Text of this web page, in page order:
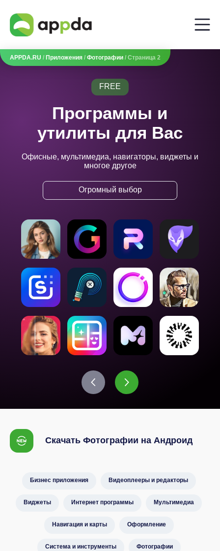
APPDA.RU / Приложения / Фотографии / Страница 2
FREE
Программы и
утилиты для Вас
Офисные, мультимедиа, навигаторы, виджеты и
многое другое
Огромный выбор
Скачать Фотографии на Андроид
Бизнес приложения Видеоплееры и редакторы
Виджеты Интернет программы Мультимедиа
Навигация и карты Оформление
Система и инструменты Фотографии